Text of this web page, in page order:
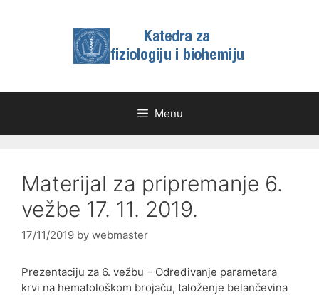
Menu
Materijal za pripremanje 6.
vežbe 17. 11. 2019.
17/11/2019 by webmaster
Prezentaciju za 6. vežbu – Određivanje parametara
krvi na hematološkom brojaču, taloženje belančevina